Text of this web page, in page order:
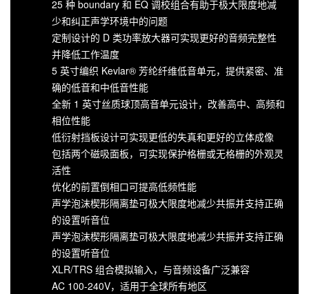
25 种 boundary 和 EQ 调校组合有助于极大限度地减
少和纠正声学环境中的问题
定制设计的 D 类功率放大器可实现更好的音频完整性
并降低工作温度
5 英寸编织 Kevlar® 芳纶纤维低音单元，提供紧密、准
确的低音和中低音性能
全新 1 英寸丝质球顶高音单元设计，改善高中、高频和
相位性能
低衍射挡板设计可实现更低的失真和更好的立体成像
包括两个磁吸面板，可实现保护格栅或无格栅的外观灵
活性
优化的前置倒相口可提高低频性能
声学泡沫楔形隔离垫可极大限度地减少共振并支持正确
的设置听音位
声学泡沫楔形隔离垫可极大限度地减少共振并支持正确
的设置听音位
XLR/TRS 组合模拟输入，与音频设备广泛兼容
AC 100-240V，适用于全球所有地区